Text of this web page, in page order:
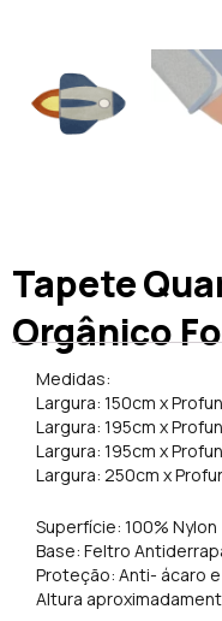
Tapete
Orgânico
Medidas:
Largura: 150cm x
Largura: 195cm x
Largura: 195cm x
Largura: 250cm x
Superfície: 100% Nylon
Base: Feltro
Proteção: Anti- ácaro
Altura